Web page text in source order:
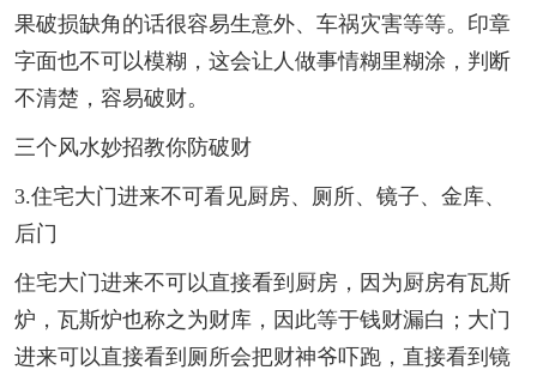
果破损缺角的话很容易生意外、车祸灾害等等。印章
字面也不可以模糊，这会让人做事情糊里糊涂，判断
不清楚，容易破财。
三个风水妙招教你防破财
3.住宅大门进来不可看见厨房、厕所、镜子、金库、
后门
住宅大门进来不可以直接看到厨房，因为厨房有瓦斯
炉，瓦斯炉也称之为财库，因此等于钱财漏白；大门
进来可以直接看到厕所会把财神爷吓跑，直接看到镜